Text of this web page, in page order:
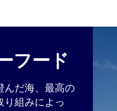
フード
んだ海、最高の
り組みによっ